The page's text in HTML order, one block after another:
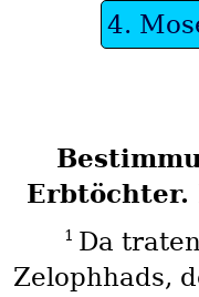
4.
Erbtöchter.
1 Da
Zelophhads,